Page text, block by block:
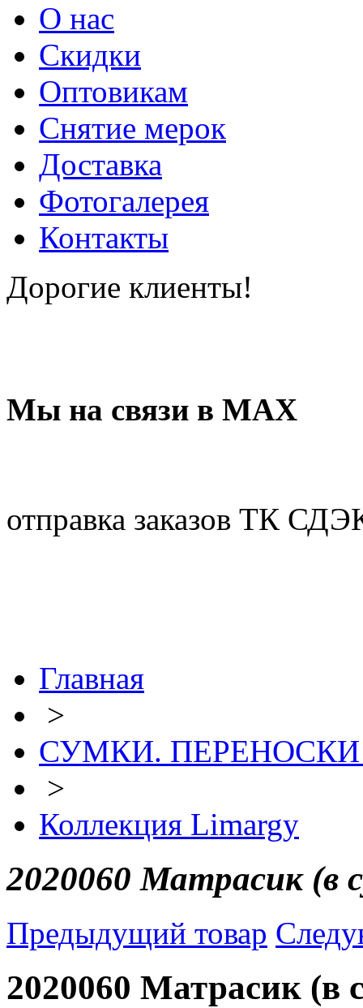
О нас
Скидки
Оптовикам
Снятие мерок
Доставка
Фотогалерея
Контакты
Дорогие клиенты!
Мы на связи в МАХ
отправка заказов ТК
Главная
>
СУМКИ. ПЕРЕНОСКИ
>
Коллекция Limargy
2020060 Матрасик (в
Предыдущий товар
2020060 Матрасик (в